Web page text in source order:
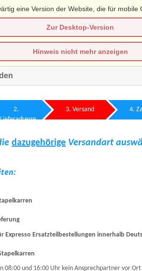
eine Version der Website, die für mobile
Zur Desktop-Version
Hinweis nicht mehr anzeigen
2.
Lieferadresse
3. Versand 4.
dazugehörige Versandart
Expresso Ersatzteilbestellungen innerhalb
08:00 und 16:00 Uhr kein Ansprechpartner vor